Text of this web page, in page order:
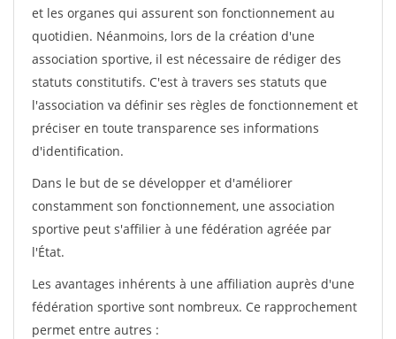
et les organes qui assurent son fonctionnement au
quotidien. Néanmoins, lors de la création d'une
association sportive, il est nécessaire de rédiger des
statuts constitutifs. C'est à travers ses statuts que
l'association va définir ses règles de fonctionnement et
préciser en toute transparence ses informations
d'identification.
Dans le but de se développer et d'améliorer
constamment son fonctionnement, une association
sportive peut s'affilier à une fédération agréée par
l'État.
Les avantages inhérents à une affiliation auprès d'une
fédération sportive sont nombreux. Ce rapprochement
permet entre autres :